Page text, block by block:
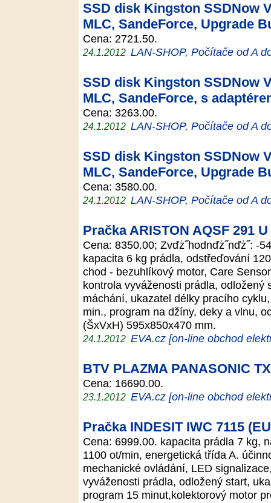
SSD disk Kingston SSDNow
MLC, SandeForce, Upgrade
Cena: 2721.50.
24.1.2012 LAN-SHOP, Počítače od A
SSD disk Kingston SSDNow
MLC, SandeForce, s
Cena: 3263.00.
24.1.2012 LAN-SHOP, Počítače od A
SSD disk Kingston SSDNow
MLC, SandeForce, Upgrade
Cena: 3580.00.
24.1.2012 LAN-SHOP, Počítače od A
Pračka ARISTON AQSF 291 U
Cena: 8350.00; Zvďż˝hodnďż˝nďż˝: -
kapacita 6 kg prádla, odstřeďování
chod - bezuhlíkový motor, Care
kontrola vyváženosti prádla, odložený
máchání, ukazatel délky pracího
min., program na džíny, deky a vlnu,
(ŠxVxH) 595x850x470 mm.
24.1.2012 EVA.cz [on-line obchod
BTV PLAZMA PANASONIC
Cena: 16690.00.
23.1.2012 EVA.cz [on-line obchod
Pračka INDESIT IWC 7115
Cena: 6999.00. kapacita prádla 7 kg,
1100 ot/min, energetická třída A.
mechanické ovládání, LED
vyváženosti prádla, odložený start,
program 15 minut,kolektorový motor